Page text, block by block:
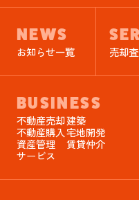
NEWS
お知らせ一覧 売却
BUSINESS
不動産売却建築
不動産購入宅地開発
資産管理
サービス
賃貸仲介